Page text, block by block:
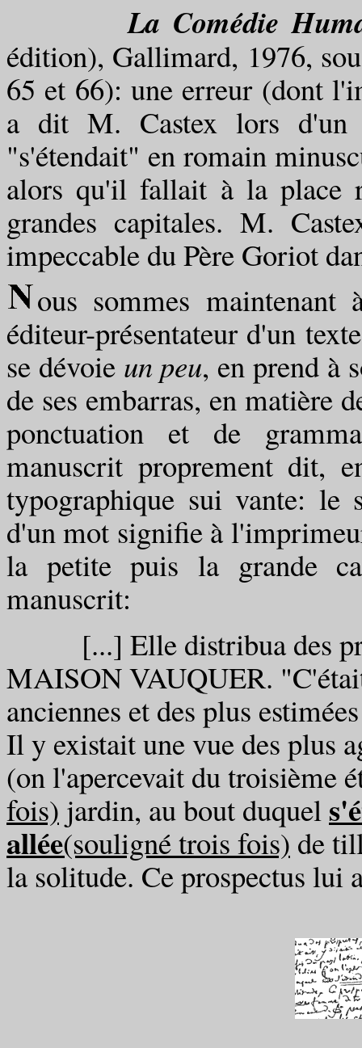
La Comédie
édition), Gallimard, 1976,
65 et 66): une erreur (dont
a dit M. Castex lors d'un
"s'étendait" en romain
alors qu'il fallait à la place
grandes capitales. M.
impeccable du Père Goriot
ous sommes maintenant
éditeur-présentateur d'un
se dévoie un peu, en prend à
de ses embarras, en matière
ponctuation et de
manuscrit proprement dit,
typographique sui vante: le
d'un mot signifie à
la petite puis la grande
manuscrit:
[...] Elle distribua des
MAISON VAUQUER.
anciennes et des plus
Il y existait une vue des plus
(on l'apercevait du troisième
fois) jardin, au bout duquel
allée(souligné trois fois) de
la solitude. Ce prospectus lui